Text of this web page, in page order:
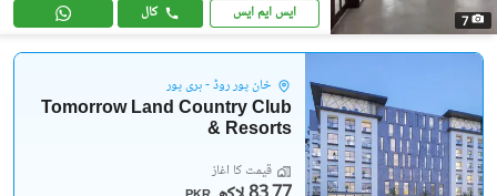
7 ایس ایم ایس کال
خان پور روڈ - ہری پور
Tomorrow Land Country Club
& Resorts
قیمت کا آغاز